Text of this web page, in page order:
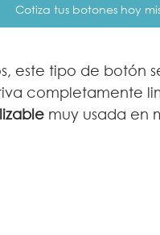
Cotiza tus botones hoy
este tipo de botón
completamente
muy usada en